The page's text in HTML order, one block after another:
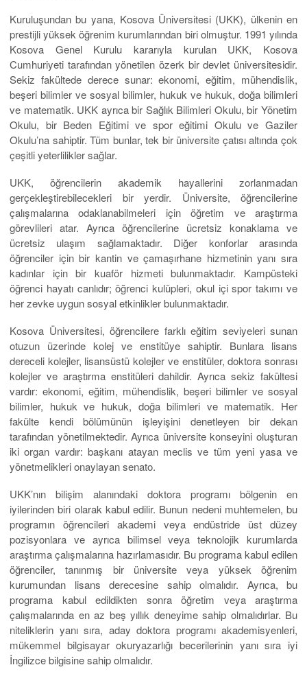
Kuruluşundan bu yana, Kosova Üniversitesi (UKK), ülkenin en
prestijli yüksek öğrenim kurumlarından biri olmuştur. 1991 yılında
Kosova Genel Kurulu kararıyla kurulan UKK, Kosova
Cumhuriyeti tarafından yönetilen özerk bir devlet üniversitesidir.
Sekiz fakültede derece sunar: ekonomi, eğitim, mühendislik,
beşeri bilimler ve sosyal bilimler, hukuk ve hukuk, doğa bilimleri
ve matematik. UKK ayrıca bir Sağlık Bilimleri Okulu, bir Yönetim
Okulu, bir Beden Eğitimi ve spor eğitimi Okulu ve Gaziler
Okulu’na sahiptir. Tüm bunlar, tek bir üniversite çatısı altında çok
çeşitli yeterlilikler sağlar.
UKK, öğrencilerin akademik hayallerini zorlanmadan
gerçekleştirebilecekleri bir yerdir. Üniversite, öğrencilerine
çalışmalarına odaklanabilmeleri için öğretim ve araştırma
görevlileri atar. Ayrıca öğrencilerine ücretsiz konaklama ve
ücretsiz ulaşım sağlamaktadır. Diğer konforlar arasında
öğrenciler için bir kantin ve çamaşırhane hizmetinin yanı sıra
kadınlar için bir kuaför hizmeti bulunmaktadır. Kampüsteki
öğrenci hayatı canlıdır; öğrenci kulüpleri, okul içi spor takımı ve
her zevke uygun sosyal etkinlikler bulunmaktadır.
Kosova Üniversitesi, öğrencilere farklı eğitim seviyeleri sunan
otuzun üzerinde kolej ve enstitüye sahiptir. Bunlara lisans
dereceli kolejler, lisansüstü kolejler ve enstitüler, doktora sonrası
kolejler ve araştırma enstitüleri dahildir. Ayrıca sekiz fakültesi
vardır: ekonomi, eğitim, mühendislik, beşeri bilimler ve sosyal
bilimler, hukuk ve hukuk, doğa bilimleri ve matematik. Her
fakülte kendi bölümünün işleyişini denetleyen bir dekan
tarafından yönetilmektedir. Ayrıca üniversite konseyini oluşturan
iki organ vardır: başkanı atayan meclis ve tüm yeni yasa ve
yönetmelikleri onaylayan senato.
UKK’nın bilişim alanındaki doktora programı bölgenin en
iyilerinden biri olarak kabul edilir. Bunun nedeni muhtemelen, bu
programın öğrencileri akademi veya endüstride üst düzey
pozisyonlara ve ayrıca bilimsel veya teknolojik kurumlarda
araştırma çalışmalarına hazırlamasıdır. Bu programa kabul edilen
öğrenciler, tanınmış bir üniversite veya yüksek öğrenim
kurumundan lisans derecesine sahip olmalıdır. Ayrıca, bu
programa kabul edildikten sonra öğretim veya araştırma
çalışmalarında en az beş yıllık deneyime sahip olmalıdırlar. Bu
niteliklerin yanı sıra, aday doktora programı akademisyenleri,
mükemmel bilgisayar okuryazarlığı becerilerinin yanı sıra iyi
İngilizce bilgisine sahip olmalıdır.